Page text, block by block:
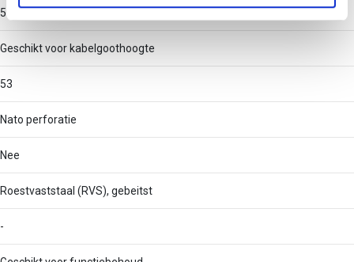
50
Geschikt voor kabelgoothoogte
53
Nato perforatie
Nee
Roestvaststaal (RVS), gebeitst
-